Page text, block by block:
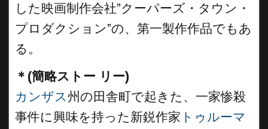
した映画制作会社”クーパーズ・タウン・
プロダクション”の、第一製作作品でもあ
る。
＊(簡略ストー リー)
カンザス州の田舎町で起きた、一家惨殺
事件に興味を持った新鋭作家 トゥルーマ